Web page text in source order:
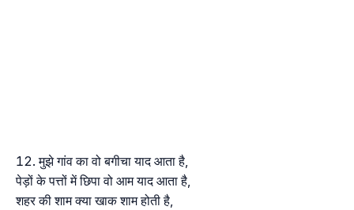
मुझे गांव का वो बगीचा याद आता है,
पेड़ों के पत्तों में छिपा वो आम याद आता है,
शहर की शाम क्या खाक शाम होती है,